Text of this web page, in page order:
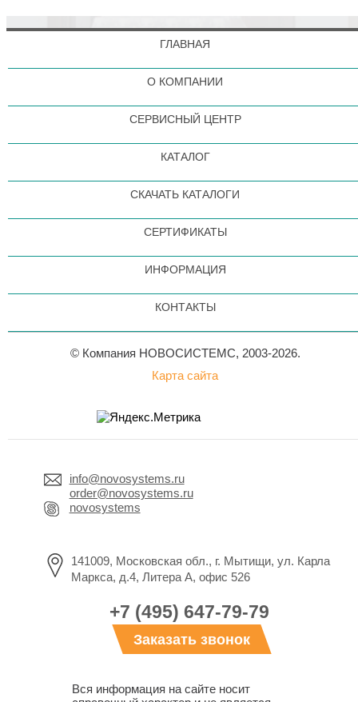
ГЛАВНАЯ
О КОМПАНИИ
СЕРВИСНЫЙ ЦЕНТР
КАТАЛОГ
СКАЧАТЬ КАТАЛОГИ
СЕРТИФИКАТЫ
ИНФОРМАЦИЯ
КОНТАКТЫ
© Компания НОВОСИСТЕМС, 2003-2026.
Карта сайта
info@novosystems.ru
order@novosystems.ru
novosystems
141009, Московская обл., г. Мытищи, ул. Карла
Маркса, д.4, Литера А, офис 526
+7 (495) 647-79-79
Заказать звонок
Вся информация на сайте носит